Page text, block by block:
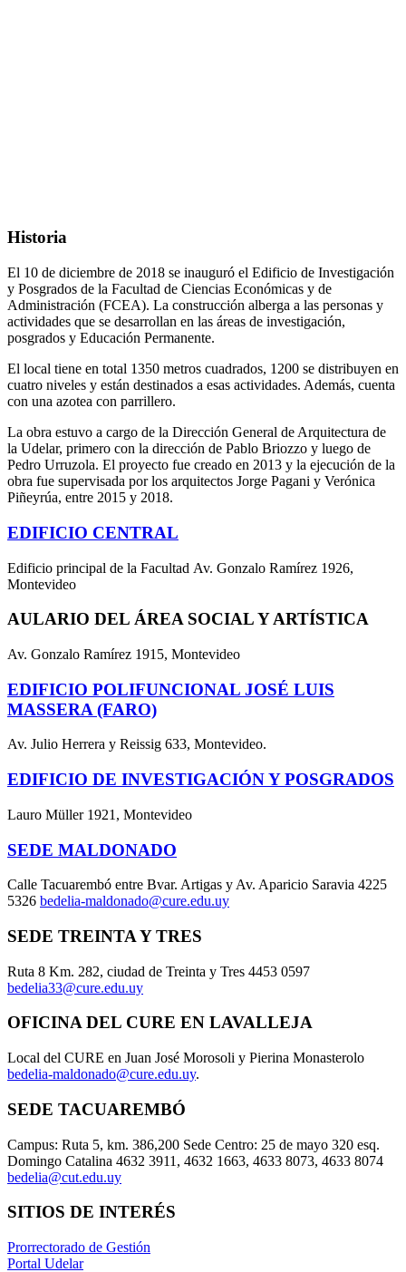
Historia
El 10 de diciembre de 2018 se inauguró el Edificio de Investigación
y Posgrados de la Facultad de Ciencias Económicas y de
Administración (FCEA). La construcción alberga a las personas y
actividades que se desarrollan en las áreas de investigación,
posgrados y Educación Permanente.
El local tiene en total 1350 metros cuadrados, 1200 se distribuyen en
cuatro niveles y están destinados a esas actividades. Además, cuenta
con una azotea con parrillero.
La obra estuvo a cargo de la Dirección General de Arquitectura de
la Udelar, primero con la dirección de Pablo Briozzo y luego de
Pedro Urruzola. El proyecto fue creado en 2013 y la ejecución de la
obra fue supervisada por los arquitectos Jorge Pagani y Verónica
Piñeyrúa, entre 2015 y 2018.
EDIFICIO CENTRAL
Edificio principal de la Facultad Av. Gonzalo Ramírez 1926,
Montevideo
AULARIO DEL ÁREA SOCIAL Y ARTÍSTICA
Av. Gonzalo Ramírez 1915, Montevideo
EDIFICIO POLIFUNCIONAL JOSÉ LUIS
MASSERA (FARO)
Av. Julio Herrera y Reissig 633, Montevideo.
EDIFICIO DE INVESTIGACIÓN Y POSGRADOS
Lauro Müller 1921, Montevideo
SEDE MALDONADO
Calle Tacuarembó entre Bvar. Artigas y Av. Aparicio Saravia 4225
5326 bedelia-maldonado@cure.edu.uy
SEDE TREINTA Y TRES
Ruta 8 Km. 282, ciudad de Treinta y Tres 4453 0597
bedelia33@cure.edu.uy
OFICINA DEL CURE EN LAVALLEJA
Local del CURE en Juan José Morosoli y Pierina Monasterolo
bedelia-maldonado@cure.edu.uy.
SEDE TACUAREMBÓ
Campus: Ruta 5, km. 386,200 Sede Centro: 25 de mayo 320 esq.
Domingo Catalina 4632 3911, 4632 1663, 4633 8073, 4633 8074
bedelia@cut.edu.uy
SITIOS DE INTERÉS
Prorrectorado de Gestión
Portal Udelar